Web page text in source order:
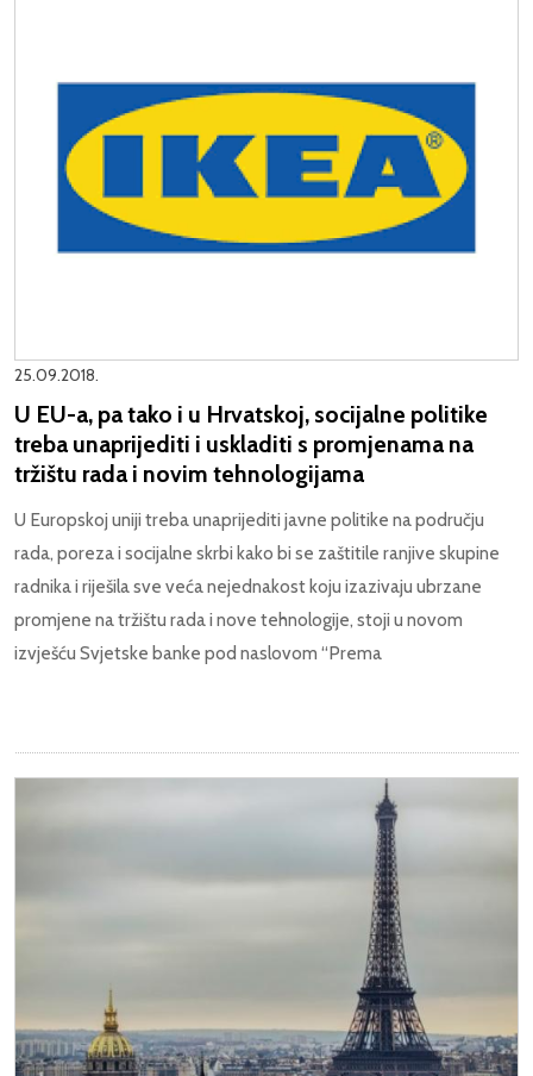
25.09.2018.
U EU-a, pa tako i u Hrvatskoj, socijalne politike
treba unaprijediti i uskladiti s promjenama na
tržištu rada i novim tehnologijama
U Europskoj uniji treba unaprijediti javne politike na području
rada, poreza i socijalne skrbi kako bi se zaštitile ranjive skupine
radnika i riješila sve veća nejednakost koju izazivaju ubrzane
promjene na tržištu rada i nove tehnologije, stoji u novom
izvješću Svjetske banke pod naslovom “Prema